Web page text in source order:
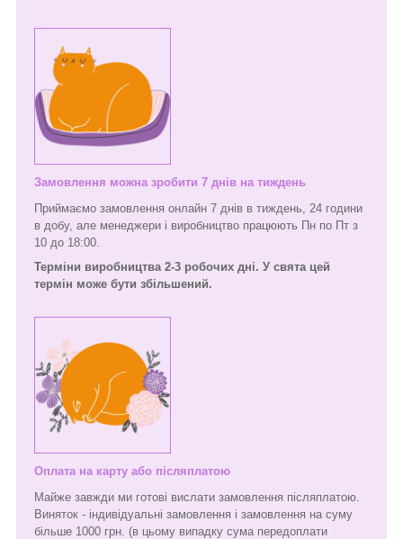
Замовлення можна зробити 7 днів на тиждень
Приймаємо замовлення онлайн 7 днів в тиждень, 24 години
в добу, але менеджери і виробництво працюють Пн по Пт з
10 до 18:00.
Терміни виробництва 2-3 робочих дні. У свята цей
термін може бути збільшений.
Оплата на карту або післяплатою
Майже завжди ми готові вислати замовлення післяплатою.
Виняток - індивідуальні замовлення і замовлення на суму
більше 1000 грн. (в цьому випадку сума передоплати